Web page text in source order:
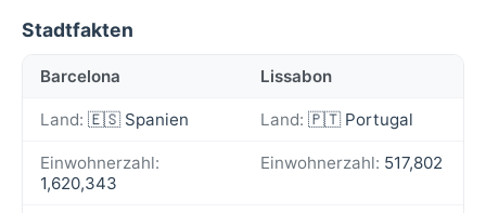
Stadtfakten
Barcelona Lissabon
Land: 🇪🇸 Spanien Land: 🇵🇹 Portugal
Einwohnerzahl:
1,620,343
Einwohnerzahl: 517,802